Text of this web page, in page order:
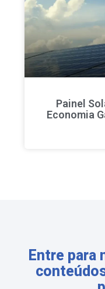
Painel
Economia
Entre para